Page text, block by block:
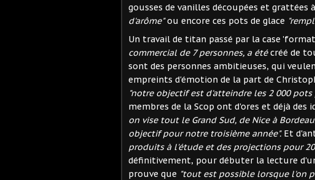
gousses de vanilles découpées et grattées
d'arôme"ou encore ces pots de glace
Un travail de titan passé par la case
commercial de 7 personnes, a étécréé de
sont des personnes ambitieuses, qui
empreints d'émotion de la part de
"notre objectif est d'atteindre les 2 000 pots
membres de la Scop ont d'ores et déjà des
on vise tout le Grand Sud, de Nice à
objectif pour notre troisième année".Et
produits à l'étude et des projections pour
définitivement, pour débuter la lecture
prouve que "tout est possible lorsque l'on